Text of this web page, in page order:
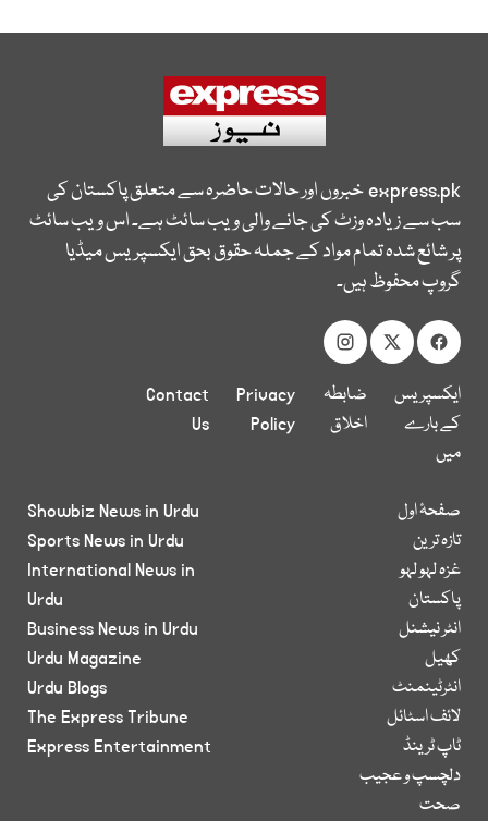
express.pkخبروں اور حالات حاضرہ سے متعلق پاکستان کی
سب سے زیادہ وزٹ کی جانے والی ویب سائٹ ہے۔ اس ویب سائٹ
پر شائع شدہ تمام مواد کے جملہ حقوق بحق ایکسپریس میڈیا
گروپ محفوظ ہیں۔
ایکسپریس
کے بارے
میں
ضابطہ
اخلاق
Privacy
Policy
Contact
Us
صفحۂ اول
تازہ ترین
غزہ لہو لہو
پاکستان
انٹر نیشنل
کھیل
انٹرٹینمنٹ
لائف اسٹائل
ٹاپ ٹرینڈ
دلچسپ و عجیب
صحت
Showbiz News in Urdu
Sports News in Urdu
International News in
Urdu
Business News in Urdu
Urdu Magazine
Urdu Blogs
The Express Tribune
Express Entertainment